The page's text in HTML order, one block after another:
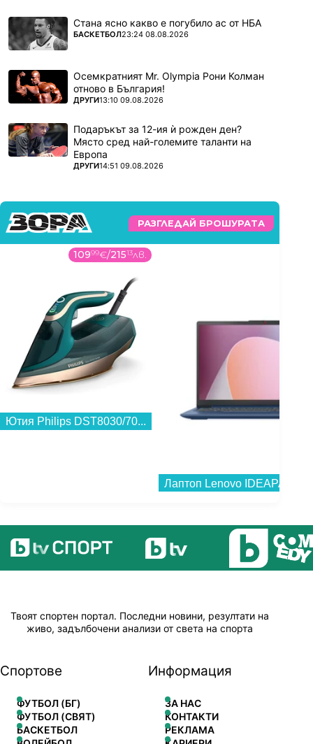
Стана ясно какво е погубило ас от НБА
ПОВЕЧЕ ОТ
БАСКЕТБОЛ23:24 08.08.2026
Осемкратният Mr. Olympia Рони Колман
отново в България!
ПОВЕЧЕ ОТ
ДРУГИ13:10 09.08.2026
Подаръкът за 12-ия ѝ рожден ден?
Място сред най-големите таланти на
Европа
ПОВЕЧЕ ОТ
ДРУГИ14:51 09.08.2026
РАЗГЛЕДАЙ БРОШУРАТА
10999€/21513лв.
Ютия Philips DST8030/70...
Твоят спортен портал. Последни новини, резултати на
живо, задълбочени анализи от света на спорта
Спортове
ФУТБОЛ (БГ)
ФУТБОЛ (СВЯТ)
БАСКЕТБОЛ
Информация
ЗА НАС
КОНТАКТИ
РЕКЛАМА